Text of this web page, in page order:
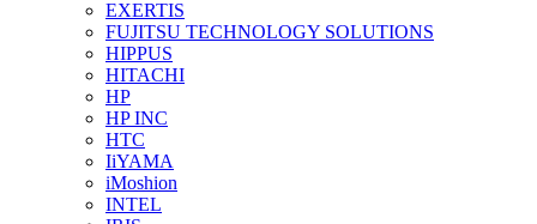
EXERTIS
FUJITSU TECHNOLOGY SOLUTIONS
HIPPUS
HITACHI
HP
HP INC
HTC
IiYAMA
iMoshion
INTEL